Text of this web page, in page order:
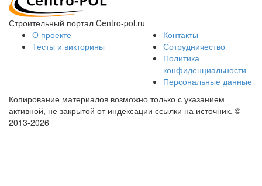
Строительный портал Centro-pol.ru
О проекте
Тесты и викторины
Контакты
Сотрудничество
Политика
конфиденциальности
Персональные данные
Копирование материалов возможно только с указанием
активной, не закрытой от индексации ссылки на источник. ©
2013-2026